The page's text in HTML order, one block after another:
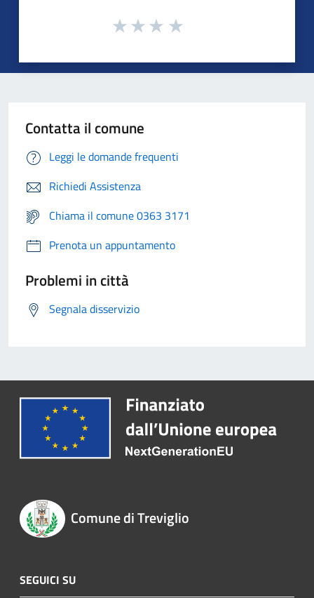
Contatta il comune
Leggi le domande frequenti
Richiedi Assistenza
Chiama il comune 0363 3171
Prenota un appuntamento
Problemi in città
Segnala disservizio
Comune di Treviglio
SEGUICI SU